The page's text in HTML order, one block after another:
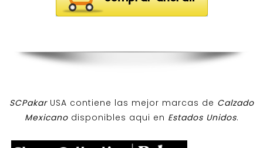
SCPakar USA contiene las mejor marcas de Calzado
Mexicanodisponibles aqui en Estados Unidos.